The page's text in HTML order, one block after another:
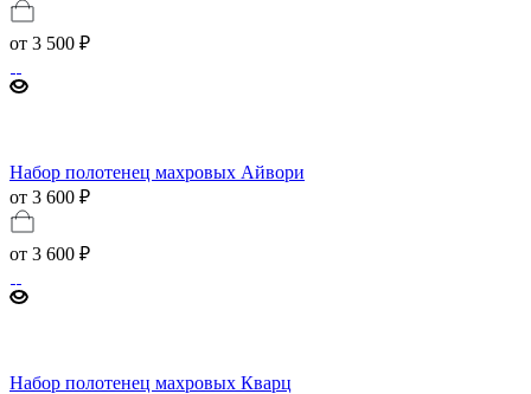
от 3 500 ₽
Набор полотенец махровых Айвори
от 3 600 ₽
от 3 600 ₽
Набор полотенец махровых Кварц